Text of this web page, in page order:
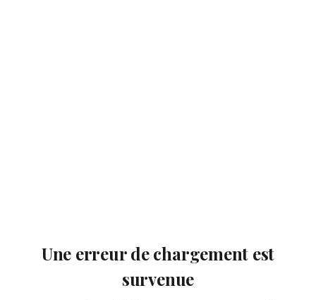
Une erreur de chargement est
survenue